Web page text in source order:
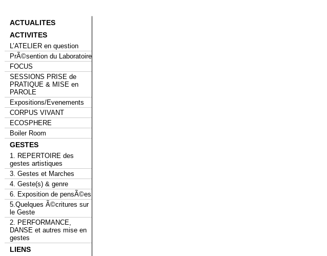
ACTUALITES
ACTIVITES
L’ATELIER en question
PrÃ©sention du Laboratoire
FOCUS
SESSIONS PRISE de
PRATIQUE & MISE en
PAROLE
Expositions/Evenements
CORPUS VIVANT
ECOSPHERE
Boiler Room
GESTES
1. REPERTOIRE des
gestes artistiques
3. Gestes et Marches
4. Geste(s) & genre
6. Exposition de pensÃ©es
5.Quelques Ã©critures sur
le Geste
2. PERFORMANCE,
DANSE et autres mise en
gestes
LIENS